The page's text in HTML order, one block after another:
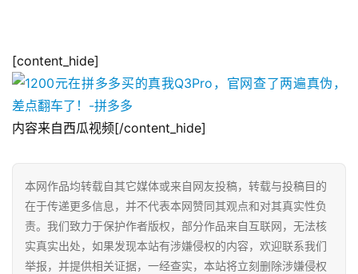
[content_hide]
内容来自西瓜视频[/content_hide]
本网作品均转载自其它媒体或来自网友投稿，转载与投稿目的
在于传递更多信息，并不代表本网赞同其观点和对其真实性负
责。我们致力于保护作者版权，部分作品来自互联网，无法核
实真实出处，如果发现本站有涉嫌侵权的内容，欢迎联系我们
举报，并提供相关证据，一经查实，本站将立刻删除涉嫌侵权